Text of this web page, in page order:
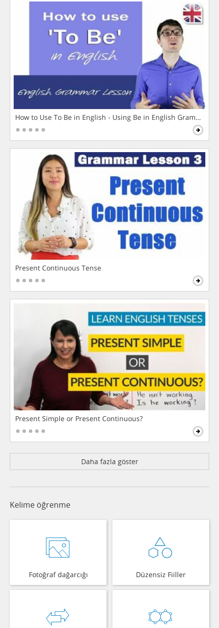
How to Use To Be in English - Using Be in English Grammar
Present Continuous Tense
Present Simple or Present Continuous?
Daha fazla göster
Kelime öğrenme
Fotoğraf dağarcığı Düzensiz Fiiller